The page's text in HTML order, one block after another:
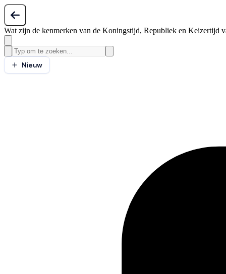
Wat zijn de kenmerken van de Koningstijd, Republiek en Keizertijd
Nieuw